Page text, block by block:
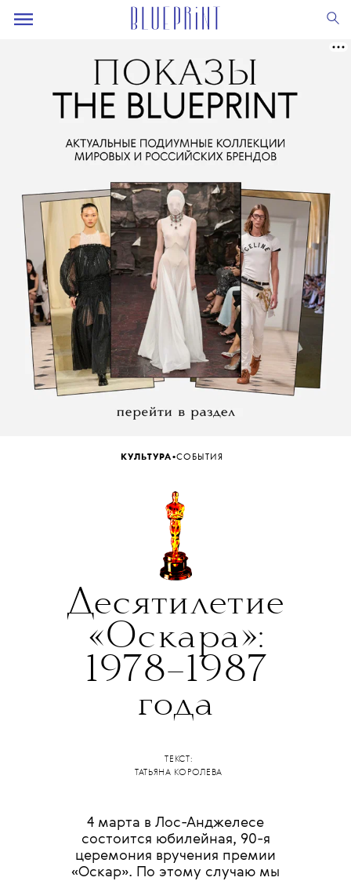
КУЛЬТУРА•СОБЫТИЯ
Десятилетие
«Оскара»:
1978–1987
года
ТЕКСТ:
ТАТЬЯНА КОРОЛЕВА
4 марта в Лос-Анджелесе
состоится юбилейная, 90-я
церемония вручения премии
«Оскар». По этому случаю мы